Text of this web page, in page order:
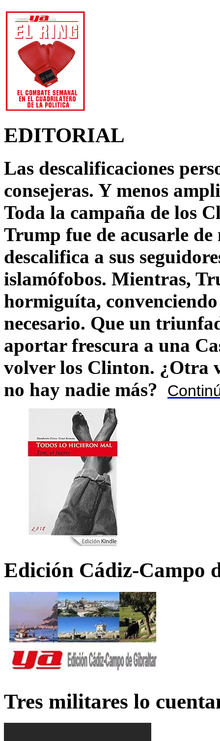
EDITORIAL
Las descalificaciones
consejeras. Y menos
Toda la campaña de los
Trump fue de acusarle
descalifica a sus
islamófobos. Mientras,
hormiguíta,
necesario. Que un
aportar frescura a una
volver los Clinton. ¿Otra
no hay nadie más?
Edición Cádiz-Campo
Tres militares lo